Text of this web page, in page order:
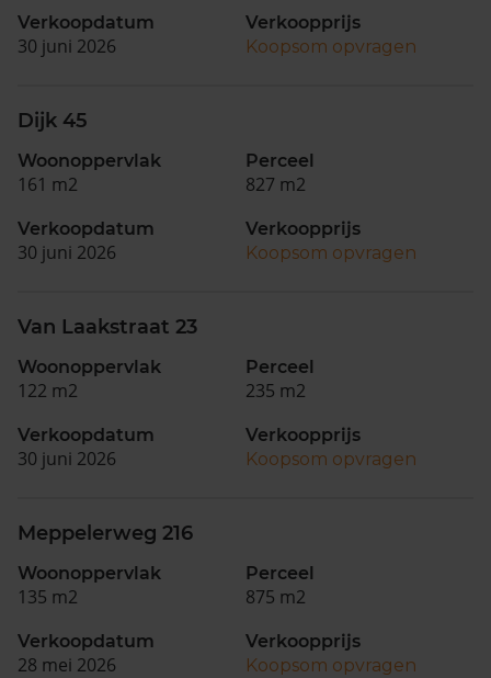
Verkoopdatum
30 juni 2026
Verkoopprijs
Koopsom opvragen
Dijk 45
Woonoppervlak
161 m2
Perceel
827 m2
Verkoopdatum
30 juni 2026
Verkoopprijs
Koopsom opvragen
Van Laakstraat 23
Woonoppervlak
122 m2
Perceel
235 m2
Verkoopdatum
30 juni 2026
Verkoopprijs
Koopsom opvragen
Meppelerweg 216
Woonoppervlak
135 m2
Perceel
875 m2
Verkoopdatum
28 mei 2026
Verkoopprijs
Koopsom opvragen